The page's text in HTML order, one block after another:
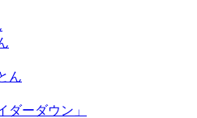
ん
ダーダウン」